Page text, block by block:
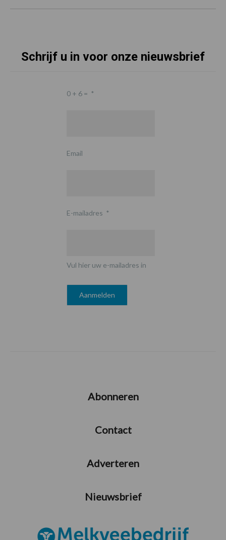
Schrijf u in voor onze nieuwsbrief
0 + 6 = *
Email
E-mailadres *
Vul hier uw e-mailadres in
Abonneren
Contact
Adverteren
Nieuwsbrief